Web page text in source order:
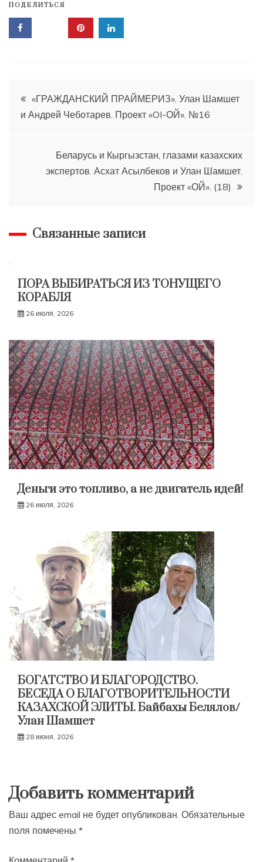
ПОДЕЛИТЬСЯ
Навигация
по
записям
«ГРАЖДАНСКИЙ ПРАЙМЕРИЗ». Улан Шамшет
и Андрей Чеботарев. Проект «OI-ОЙ». №16
Беларусь и Кыргызстан, глазами казахских
экспертов. Асхат Асылбеков и Улан Шамшет.
Проект «ОЙ». (18)
Связанные записи
ПОРА ВЫБИРАТЬСЯ ИЗ ТОНУЩЕГО
КОРАБЛЯ
26 июля, 2026
Деньги это топливо, а не двигатель идей!
26 июля, 2026
БОГАТСТВО И БЛАГОРОДСТВО.
БЕСЕДА О БЛАГОТВОРИТЕЛЬНОСТИ
КАЗАХСКОЙ ЭЛИТЫ. Байбахы Белялов/
Улан Шамшет
28 июня, 2026
Добавить комментарий
Ваш адрес email не будет опубликован. Обязательные
поля помечены *